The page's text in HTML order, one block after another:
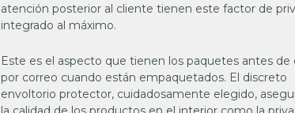
atención posterior al cliente tienen este factor de
integrado al máximo.
Este es el aspecto que tienen los paquetes antes de
por correo cuando están empaquetados. El discreto
envoltorio protector, cuidadosamente elegido,